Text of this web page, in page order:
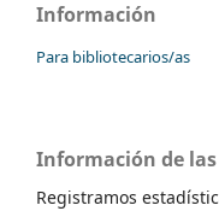
Información
Para bibliotecarios/as
Información de
Registramos